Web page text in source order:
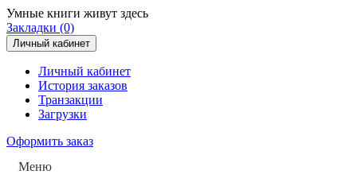
Умные книги живут здесь
Закладки (0)
Личный кабинет
Личный кабинет
История заказов
Транзакции
Загрузки
Оформить заказ
Меню